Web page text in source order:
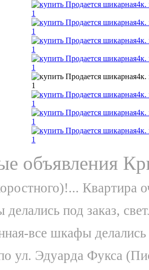
объявления
Квартира
под заказ,
все шкафы делались
ул. Эдуарда Фукса